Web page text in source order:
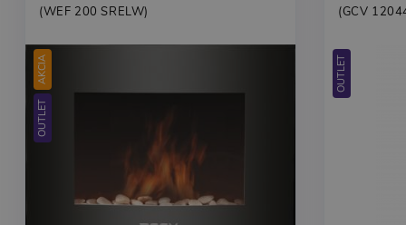
(WEF 200 SRELW)
AKCIA
OUTLET
(GCV
OUTLET